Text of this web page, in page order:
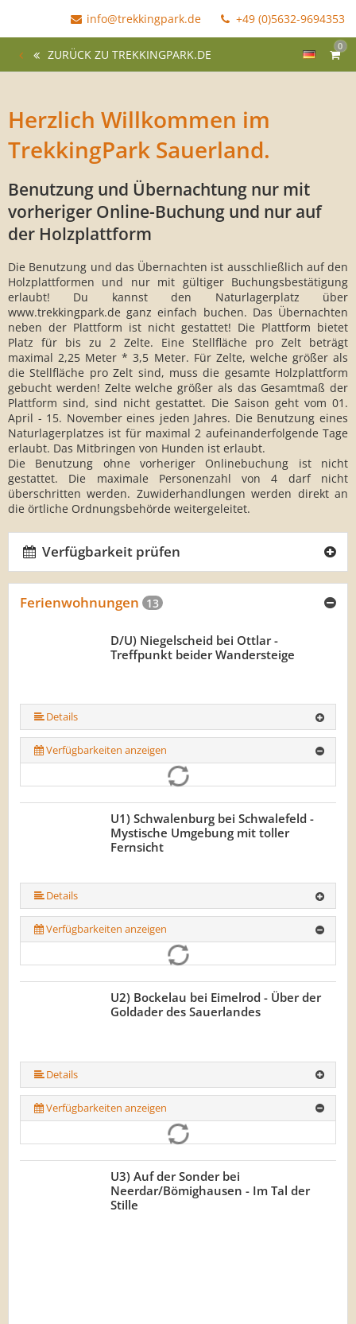
info@trekkingpark.de +49 (0)5632-9694353
0
ZURÜCK ZU TREKKINGPARK.DE
Herzlich Willkommen im
TrekkingPark Sauerland.
Benutzung und Übernachtung nur mit
vorheriger Online-Buchung und nur auf
der Holzplattform
Die Benutzung und das Übernachten ist ausschließlich auf den
Holzplattformen und nur mit gültiger Buchungsbestätigung
erlaubt! Du kannst den Naturlagerplatz über
www.trekkingpark.de ganz einfach buchen. Das Übernachten
neben der Plattform ist nicht gestattet! Die Plattform bietet
Platz für bis zu 2 Zelte. Eine Stellfläche pro Zelt beträgt
maximal 2,25 Meter * 3,5 Meter. Für Zelte, welche größer als
die Stellfläche pro Zelt sind, muss die gesamte Holzplattform
gebucht werden! Zelte welche größer als das Gesamtmaß der
Plattform sind, sind nicht gestattet. Die Saison geht vom 01.
April - 15. November eines jeden Jahres. Die Benutzung eines
Naturlagerplatzes ist für maximal 2 aufeinanderfolgende Tage
erlaubt. Das Mitbringen von Hunden ist erlaubt.
Die Benutzung ohne vorheriger Onlinebuchung ist nicht
gestattet. Die maximale Personenzahl von 4 darf nicht
überschritten werden. Zuwiderhandlungen werden direkt an
die örtliche Ordnungsbehörde weitergeleitet.
Verfügbarkeit prüfen
Ferienwohnungen 13
D/U) Niegelscheid bei Ottlar -
Treffpunkt beider Wandersteige
Details
Verfügbarkeiten anzeigen
U1) Schwalenburg bei Schwalefeld -
Mystische Umgebung mit toller
Fernsicht
Details
Verfügbarkeiten anzeigen
U2) Bockelau bei Eimelrod - Über der
Goldader des Sauerlandes
Details
Verfügbarkeiten anzeigen
U3) Auf der Sonder bei
Neerdar/Bömighausen - Im Tal der
Stille